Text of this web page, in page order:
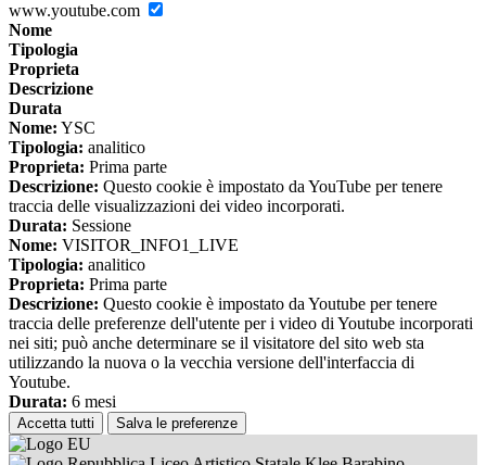
www.youtube.com
Nome
Tipologia
Proprieta
Descrizione
Durata
Nome: YSC
Tipologia: analitico
Proprieta: Prima parte
Descrizione: Questo cookie è impostato da YouTube per tenere
traccia delle visualizzazioni dei video incorporati.
Durata: Sessione
Nome: VISITOR_INFO1_LIVE
Tipologia: analitico
Proprieta: Prima parte
Descrizione: Questo cookie è impostato da Youtube per tenere
traccia delle preferenze dell'utente per i video di Youtube incorporati
nei siti; può anche determinare se il visitatore del sito web sta
utilizzando la nuova o la vecchia versione dell'interfaccia di
Youtube.
Durata: 6 mesi
Accetta tutti Salva le preferenze